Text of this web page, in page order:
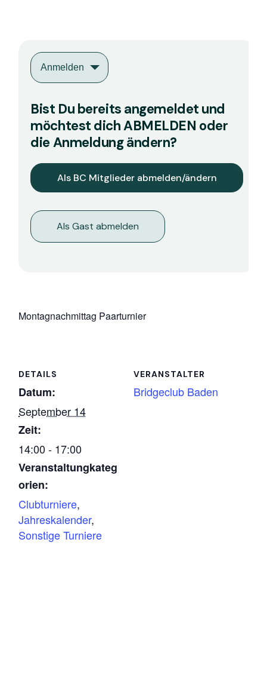
Anmelden
Bist Du bereits angemeldet und
möchtest dich ABMELDEN oder
die Anmeldung ändern?
Als Gast abmelden
Montagnachmittag Paarturnier
DETAILS
Datum:
September 14
Zeit:
14:00 - 17:00
Veranstaltungkateg
orien:
Clubturniere,
Jahreskalender,
Sonstige Turniere
VERANSTALTER
Bridgeclub Baden